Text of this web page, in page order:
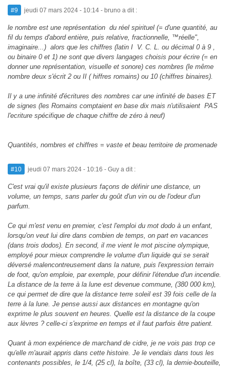
#9 jeudi 07 mars 2024 - 10:14 - bruno a dit :
le nombre est une représentation du réel spirituel (= d'une quantité, au
fil du temps d'abord entière, puis relative, fractionnelle, ™réelle",
imaginaire...) alors que les chiffres (latin I V. C. L. ou décimal 0 à 9 ,
ou binaire 0 et 1) ne sont que divers langages choisis pour écrire (= en
donner une représentation, visuelle et sonore) ces nombres (le même
nombre deux s'écrit 2 ou II ( hiffres romains) ou 10 (chiffres binaires).
Il y a une infinité d'écritures des nombres car une infinité de bases ET
de signes (les Romains comptaient en base dix mais n'utilisaient PAS
l'ecriture spécifique de chaque chiffre de zéro à neuf)
Quantités, nombres et chiffres = vaste et beau territoire de promenade
#10 jeudi 07 mars 2024 - 10:16 - Guy a dit :
C'est vrai qu'il existe plusieurs façons de définir une distance, un
volume, un temps, sans parler du goût d'un vin ou de l'odeur d'un
parfum.
Ce qui m'est venu en premier, c'est l'emploi du mot dodo à un enfant,
lorsqu'on veut lui dire dans combien de temps, on part en vacances
(dans trois dodos). En second, il me vient le mot piscine olympique,
employé pour mieux comprendre le volume d'un liquide qui se serait
déversé malencontreusement dans la nature, puis l'expression terrain
de foot, qu'on emploie, par exemple, pour définir l'étendue d'un incendie.
La distance de la terre à la lune est devenue commune, (380 000 km),
ce qui permet de dire que la distance terre soleil est 39 fois celle de la
terre à la lune. Je pense aussi aux distances en montagne qu'on
exprime le plus souvent en heures. Quelle est la distance de la coupe
aux lèvres ? celle-ci s'exprime en temps et il faut parfois être patient.
Quant à mon expérience de marchand de cidre, je ne vois pas trop ce
qu'elle m'aurait appris dans cette histoire. Je le vendais dans tous les
contenants possibles, le 1/4, (25 cl), la boîte, (33 cl), la demie-bouteille,